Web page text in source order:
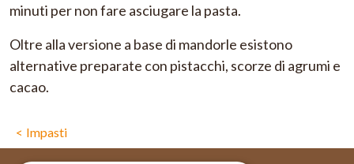
minuti per non fare asciugare la pasta.
Oltre alla versione a base di mandorle esistono
alternative preparate con pistacchi, scorze di agrumi e
cacao.
Impasti